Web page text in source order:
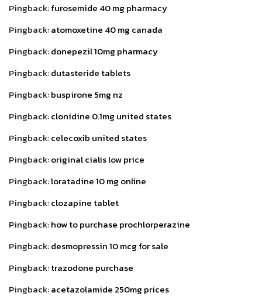
Pingback:furosemide 40 mg pharmacy
Pingback:atomoxetine 40 mg canada
Pingback:donepezil 10mg pharmacy
Pingback:dutasteride tablets
Pingback:buspirone 5mg nz
Pingback:clonidine 0.1mg united states
Pingback:celecoxib united states
Pingback:original cialis low price
Pingback:loratadine 10 mg online
Pingback:clozapine tablet
Pingback:how to purchase prochlorperazine
Pingback:desmopressin 10 mcg for sale
Pingback:trazodone purchase
Pingback:acetazolamide 250mg prices